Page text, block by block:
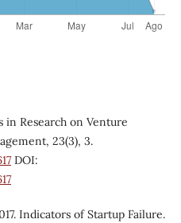
in Research on Venture
23(3), 3.
DOI:
Indicators of Startup Failure.